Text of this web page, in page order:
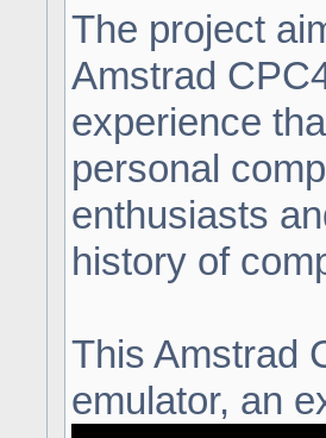
The project
Amstrad
experience
personal
enthusiasts
history of
This Amstrad
emulator, an